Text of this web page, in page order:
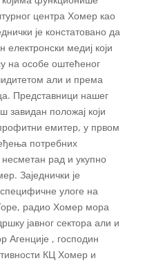
центра Хомер као
је констатовано да
медиј који
на особе оштећеног
али и према
Представници нашег
завидан положај који
емитер, у првом
потребних
рад и укупно
Заједнички је
специфичне улоге на
радио Хомер мора
јавног сектора али и
Агенције , господин
КЦ Хомер и